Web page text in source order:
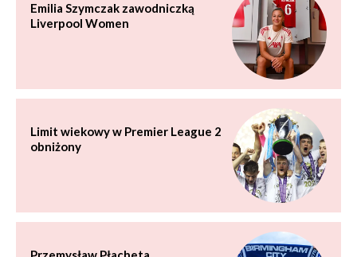
Emilia Szymczak zawodniczką
Liverpool Women
Limit wiekowy w Premier League 2
obniżony